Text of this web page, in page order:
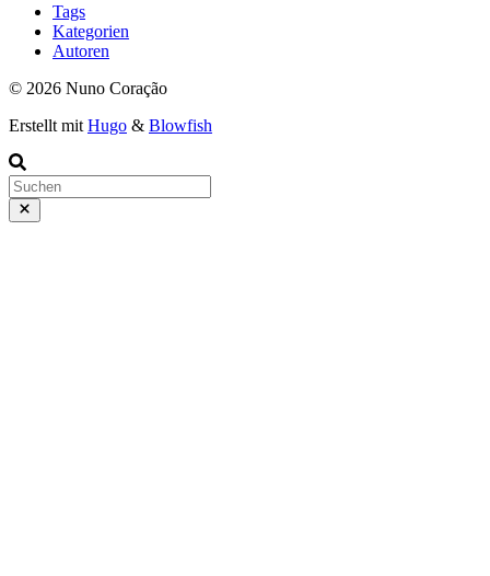
Tags
Kategorien
Autoren
© 2026 Nuno Coração
Erstellt mit Hugo & Blowfish